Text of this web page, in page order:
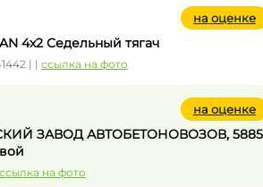
на оценке
4x2 Седельный тягач
| | ссылка на фото
на оценке
ЗАВОД АВТОБЕТОНОВОЗОВ,
ссылка на фото